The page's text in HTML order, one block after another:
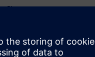
Siemens
ou cria
integração do
produto